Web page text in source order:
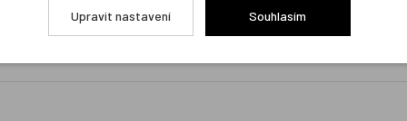
Upravit nastavení Souhlasím